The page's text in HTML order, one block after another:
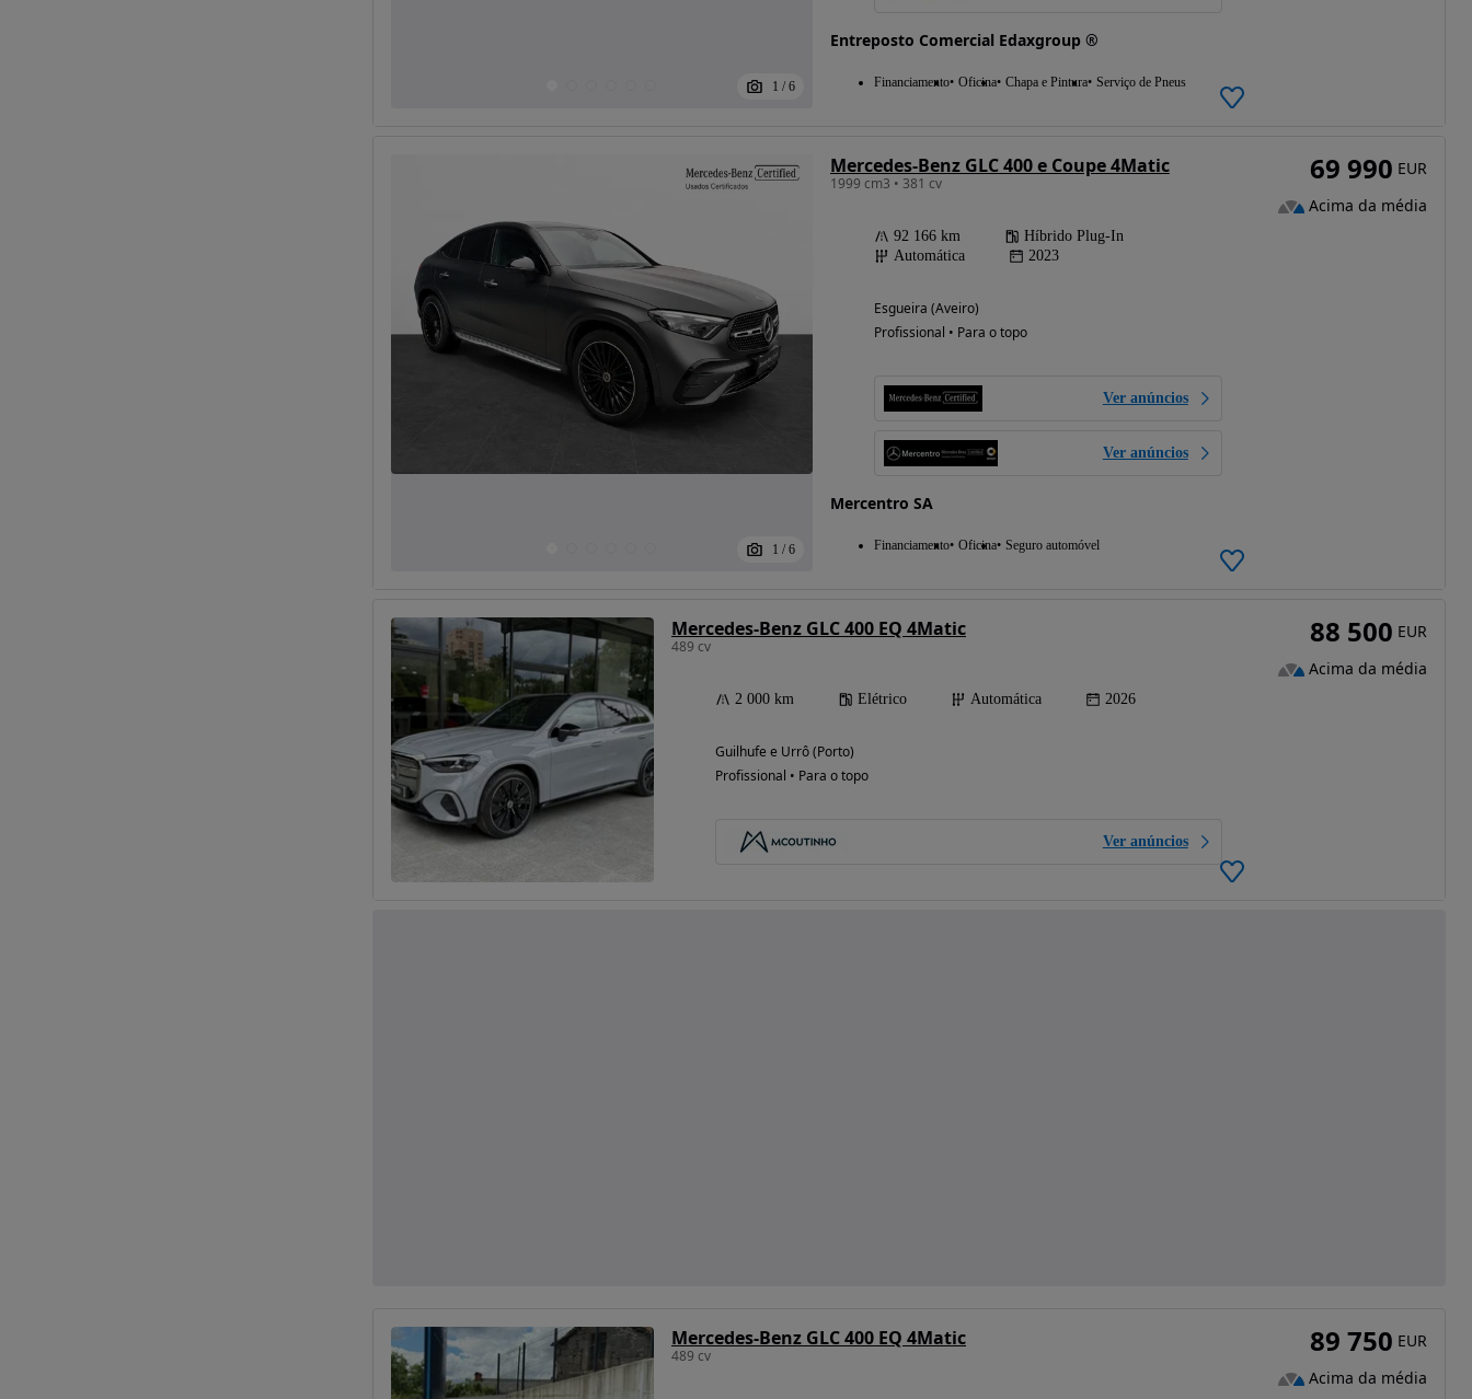
1 / 6
Entreposto Comercial Edaxgroup ®
Financiamento Oficina Chapa e Pintura Serviço de Pneus
1 / 6
Mercedes-Benz GLC 400 e Coupe 4Matic
1999 cm3 • 381 cv
92 166 km
Híbrido Plug-In
Automática
2023
Esgueira (Aveiro)
Profissional • Para o topo
Ver anúncios
Ver anúncios
Mercentro SA
Financiamento Oficina Seguro automóvel
69 990 EUR
Acima da média
Mercedes-Benz GLC 400 EQ 4Matic
489 cv
2 000 km Elétrico Automática 2026
Guilhufe e Urrô (Porto)
Profissional • Para o topo
Ver anúncios
88 500 EUR
Acima da média
Mercedes-Benz GLC 400 EQ 4Matic
489 cv 89 750 EUR
Acima da média